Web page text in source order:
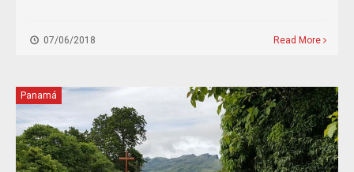
07/06/2018 Read More
Panamá